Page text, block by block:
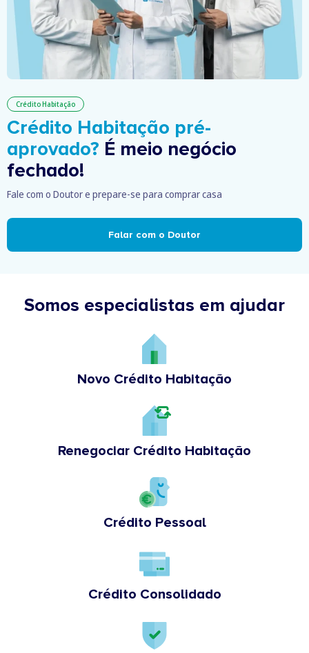
Crédito Habitação
Crédito Habitação pré-
aprovado? É meio negócio
fechado!
Fale com o Doutor e prepare-se para comprar casa
Falar com o Doutor
Somos especialistas em ajudar
Novo Crédito Habitação
Renegociar Crédito Habitação
Crédito Pessoal
Crédito Consolidado